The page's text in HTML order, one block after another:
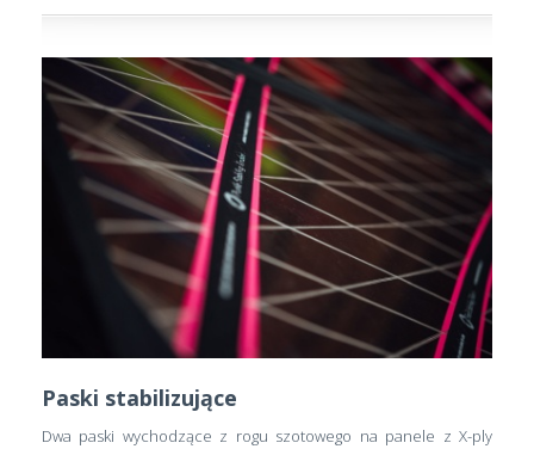
Paski stabilizujące
Dwa paski wychodzące z rogu szotowego na panele z X-ply